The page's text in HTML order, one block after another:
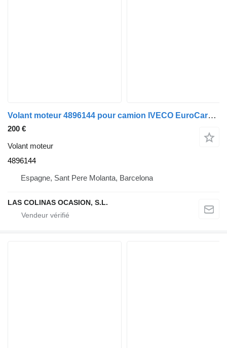
Volant moteur 4896144 pour camion IVECO EuroCargo 05.03 ->
200 €
Volant moteur
4896144
Espagne, Sant Pere Molanta, Barcelona
LAS COLINAS OCASION, S.L.